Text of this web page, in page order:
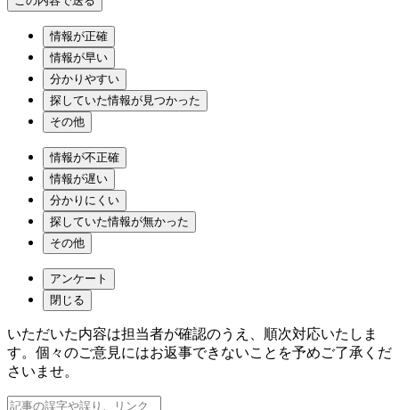
情報が正確
情報が早い
分かりやすい
探していた情報が見つかった
その他
情報が不正確
情報が遅い
分かりにくい
探していた情報が無かった
その他
アンケート
閉じる
いただいた内容は担当者が確認のうえ、順次対応いたしま
す。個々のご意見にはお返事できないことを予めご了承くだ
さいませ。